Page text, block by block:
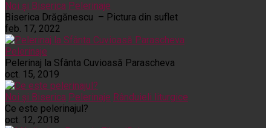
Noi și Biserica Pelerinaje
Biserica Drăgănescu – Pictura din suflet
feb. 17, 2022
Pelerinaje
Pelerinaj la Sfânta Cuvioasă Parascheva
oct. 15, 2019
Noi și Biserica Pelerinaje Rânduieli liturgice
Ce este pelerinajul?
oct. 12, 2018